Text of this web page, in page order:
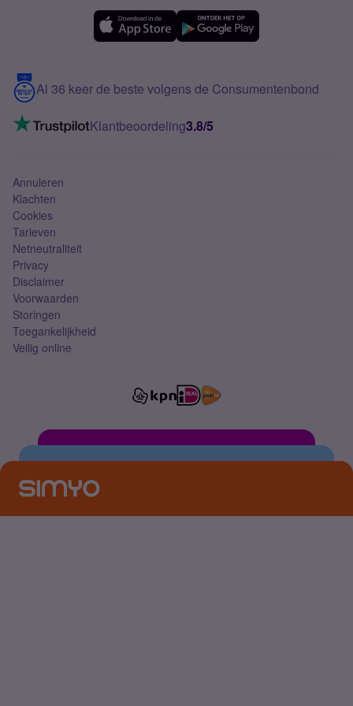
Meerdere nummers
5G internet
Mobiel internet
Mobiel abonnement
Contact
VoLTE 4G bellen
Al 36 keer de beste volgens de Consumentenbond
Klantbeoordeling3.8/5
Annuleren
Klachten
Cookies
Tarieven
Netneutraliteit
Privacy
Disclaimer
Voorwaarden
Storingen
Toegankelijkheid
Veilig online